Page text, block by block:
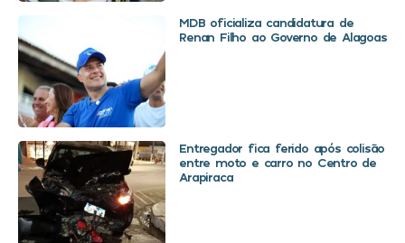
MDB oficializa candidatura de
Renan Filho ao Governo de Alagoas
Entregador fica ferido após colisão
entre moto e carro no Centro de
Arapiraca